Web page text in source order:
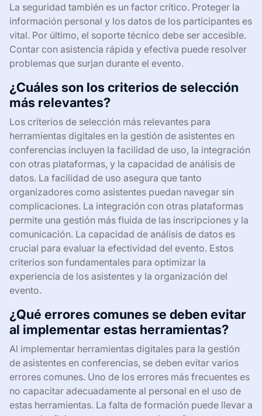
La seguridad también es un factor crítico. Proteger la
información personal y los datos de los participantes es
vital. Por último, el soporte técnico debe ser accesible.
Contar con asistencia rápida y efectiva puede resolver
problemas que surjan durante el evento.
¿Cuáles son los criterios de selección
más relevantes?
Los criterios de selección más relevantes para
herramientas digitales en la gestión de asistentes en
conferencias incluyen la facilidad de uso, la integración
con otras plataformas, y la capacidad de análisis de
datos. La facilidad de uso asegura que tanto
organizadores como asistentes puedan navegar sin
complicaciones. La integración con otras plataformas
permite una gestión más fluida de las inscripciones y la
comunicación. La capacidad de análisis de datos es
crucial para evaluar la efectividad del evento. Estos
criterios son fundamentales para optimizar la
experiencia de los asistentes y la organización del
evento.
¿Qué errores comunes se deben evitar
al implementar estas herramientas?
Al implementar herramientas digitales para la gestión
de asistentes en conferencias, se deben evitar varios
errores comunes. Uno de los errores más frecuentes es
no capacitar adecuadamente al personal en el uso de
estas herramientas. La falta de formación puede llevar a